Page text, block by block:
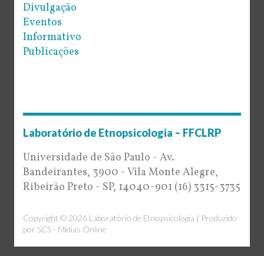
Divulgação
Eventos
Informativo
Publicações
Laboratório de Etnopsicologia – FFCLRP
Universidade de São Paulo - Av.
Bandeirantes, 3900 - Vila Monte Alegre,
Ribeirão Preto - SP, 14040-901 (16) 3315-3735
Copyright © 2026 Laboratório de Etnopsicologia | Produzido
por SCS - Mídias Online